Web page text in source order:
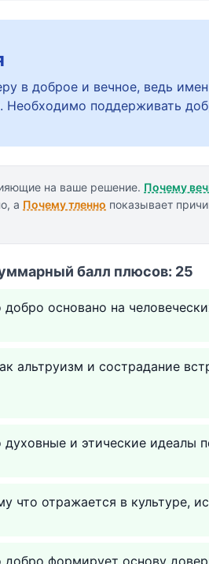
в доброе и вечное, ведь
Необходимо поддерживать
на ваше решение. Почему
а Почему тленно показывает
балл плюсов: 25
основано на
альтруизм и сострадание
и этические идеалы
что отражается в культуре,
добро формирует основу